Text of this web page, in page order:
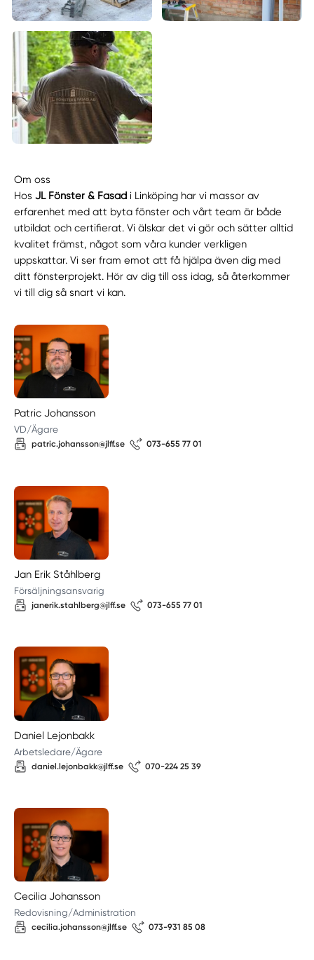
Om oss
HosJL Fönster & Fasad i Linköping har vi massor av
erfarenhet med att byta fönster och vårt team är både
utbildat och certifierat. Vi älskar det vi gör och sätter alltid
kvalitet främst, något som våra kunder verkligen
uppskattar. Vi ser fram emot att få hjälpa även dig med
ditt fönsterprojekt. Hör av dig till oss idag, så återkommer
vi till dig så snart vi kan.
Patric Johansson
VD/Ägare
patric.johansson@jlff.se 073-655 77 01
Jan Erik Ståhlberg
Försäljningsansvarig
janerik.stahlberg@jlff.se 073-655 77 01
Daniel Lejonbakk
Arbetsledare/Ägare
daniel.lejonbakk@jlff.se 070-224 25 39
Cecilia Johansson
Redovisning/Administration
cecilia.johansson@jlff.se 073-931 85 08